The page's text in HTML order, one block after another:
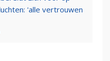
'alle vertrouwen